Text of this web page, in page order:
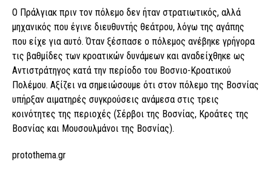
Ο Πράλγιακ πριν τον πόλεμο δεν ήταν στρατιωτικός, αλλά
μηχανικός που έγινε διευθυντής θεάτρου, λόγω της αγάπης
που είχε για αυτό. Όταν ξέσπασε ο πόλεμος ανέβηκε γρήγορα
τις βαθμίδες των κροατικών δυνάμεων και αναδείχθηκε ως
Αντιστράτηγος κατά την περίοδο του Βοσνιο-Κροατικού
Πολέμου. Αξίζει να σημειώσουμε ότι στον πόλεμο της Βοσνίας
υπήρξαν αιματηρές συγκρούσεις ανάμεσα στις τρεις
κοινότητες της περιοχές (Σέρβοι της Βοσνίας, Κροάτες της
Βοσνίας και Μουσουλμάνοι της Βοσνίας).
protothema.gr